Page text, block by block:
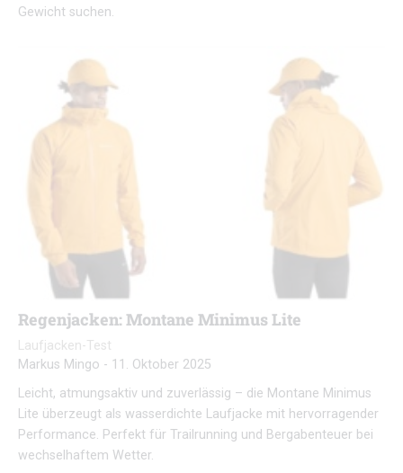
Gewicht suchen.
Regenjacken: Montane Minimus Lite
Laufjacken-Test
Markus Mingo - 11. Oktober 2025
Leicht, atmungsaktiv und zuverlässig – die Montane Minimus
Lite überzeugt als wasserdichte Laufjacke mit hervorragender
Performance. Perfekt für Trailrunning und Bergabenteuer bei
wechselhaftem Wetter.